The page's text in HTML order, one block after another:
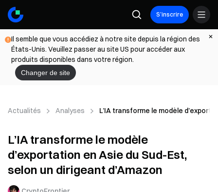
S’inscrire
Il semble que vous accédiez à notre site depuis la région des
États-Unis. Veuillez passer au site US pour accéder aux
produits disponibles dans votre région.
Changer de site
Actualités Analyses L’IA transforme le modèle
L’IA transforme le modèle
d’exportation en Asie du Sud-Est,
selon un dirigeant d’Amazon